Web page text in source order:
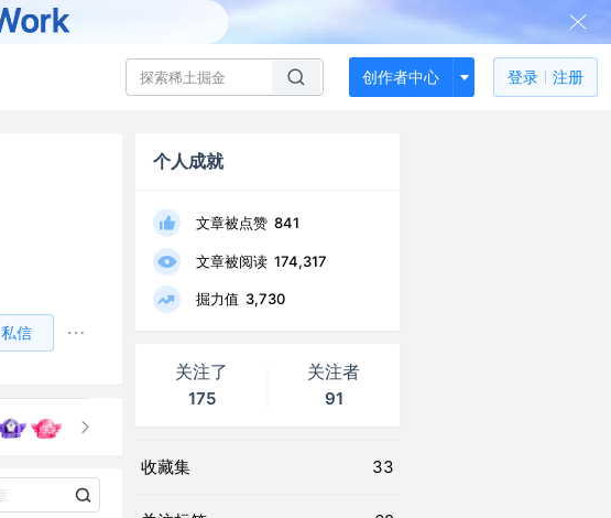
创作者中心 登录 注册
私信
个人成就
文章被点赞 841
文章被阅读 174,317
掘力值 3,730
关注了
175
关注者
91
收藏集 33